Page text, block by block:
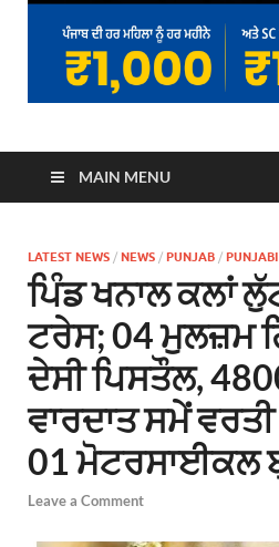
MAIN MENU
LATEST NEWS / NEWS / PUNJAB / PUNJABI
ਪਿੰਡ ਖਨਾਲ ਕਲਾਂ
ਟਰੇਸ; 04 ਮੁਲਜ਼ਮ
ਦੇਸੀ ਪਿਸਤੌਲ,
ਵਾਰਦਾਤ ਸਮੇਂ
01 ਮੋਟਰਸਾਈਕਲ
Leave a Comment